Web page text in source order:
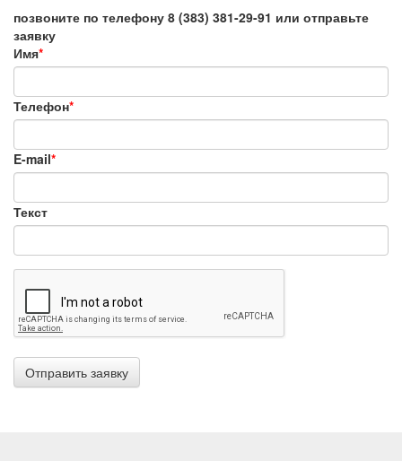
позвоните по телефону 8 (383) 381-29-91 или отправьте
заявку
Имя*
Телефон*
E-mail*
Текст